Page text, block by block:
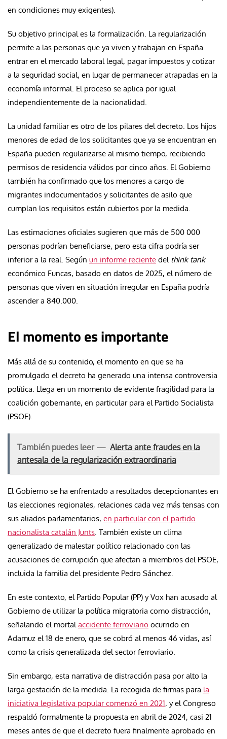
en condiciones muy exigentes).
Su objetivo principal es la formalización. La regularización
permite a las personas que ya viven y trabajan en España
entrar en el mercado laboral legal, pagar impuestos y cotizar
a la seguridad social, en lugar de permanecer atrapadas en la
economía informal. El proceso se aplica por igual
independientemente de la nacionalidad.
La unidad familiar es otro de los pilares del decreto. Los hijos
menores de edad de los solicitantes que ya se encuentran en
España pueden regularizarse al mismo tiempo, recibiendo
permisos de residencia válidos por cinco años. El Gobierno
también ha confirmado que los menores a cargo de
migrantes indocumentados y solicitantes de asilo que
cumplan los requisitos están cubiertos por la medida.
Las estimaciones oficiales sugieren que más de 500 000
personas podrían beneficiarse, pero esta cifra podría ser
inferior a la real. Según un informe reciente del think tank
económico Funcas, basado en datos de 2025, el número de
personas que viven en situación irregular en España podría
ascender a 840.000.
El momento es importante
Más allá de su contenido, el momento en que se ha
promulgado el decreto ha generado una intensa controversia
política. Llega en un momento de evidente fragilidad para la
coalición gobernante, en particular para el Partido Socialista
(PSOE).
También puedes leer — Alerta ante fraudes en la
antesala de la regularización extraordinaria
El Gobierno se ha enfrentado a resultados decepcionantes en
las elecciones regionales, relaciones cada vez más tensas con
sus aliados parlamentarios, en particular con el partido
nacionalista catalán Junts. También existe un clima
generalizado de malestar político relacionado con las
acusaciones de corrupción que afectan a miembros del PSOE,
incluida la familia del presidente Pedro Sánchez.
En este contexto, el Partido Popular (PP) y Vox han acusado al
Gobierno de utilizar la política migratoria como distracción,
señalando el mortalaccidente ferroviario ocurrido en
Adamuz el 18 de enero, que se cobró al menos 46 vidas, así
como la crisis generalizada del sector ferroviario.
Sin embargo, esta narrativa de distracción pasa por alto la
larga gestación de la medida. La recogida de firmas para la
iniciativa legislativa popular comenzó en 2021, y el Congreso
respaldó formalmente la propuesta en abril de 2024, casi 21
meses antes de que el decreto fuera finalmente aprobado en